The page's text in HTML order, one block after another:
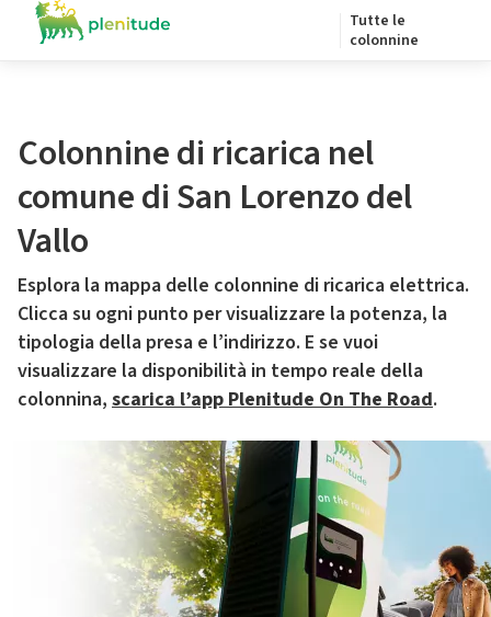
Tutte le
colonnine
Colonnine di ricarica nel
comune di San Lorenzo del
Vallo
Esplora la mappa delle colonnine di ricarica elettrica.
Clicca su ogni punto per visualizzare la potenza, la
tipologia della presa e l’indirizzo. E se vuoi
visualizzare la disponibilità in tempo reale della
colonnina, scarica l’app Plenitude On The Road.